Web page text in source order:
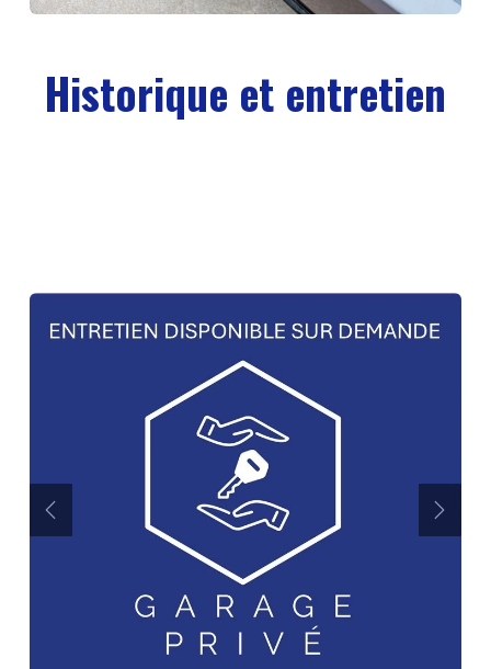
Historique et entretien
Précédent